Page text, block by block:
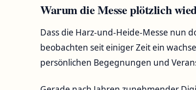
Warum die Messe plötzlich
Dass die Harz-und-Heide-Messe nun
beobachten seit einiger Zeit ein
persönlichen Begegnungen und